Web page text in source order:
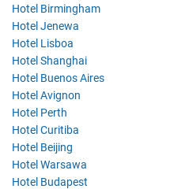
Hotel Birmingham
Hotel Jenewa
Hotel Lisboa
Hotel Shanghai
Hotel Buenos Aires
Hotel Avignon
Hotel Perth
Hotel Curitiba
Hotel Beijing
Hotel Warsawa
Hotel Budapest